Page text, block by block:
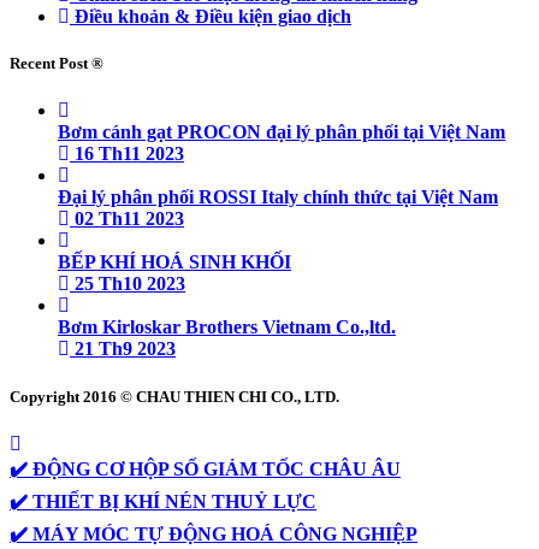
Điều khoản & Điều kiện giao dịch
Recent Post ®
Bơm cánh gạt PROCON đại lý phân phối tại Việt Nam
16 Th11 2023
Đại lý phân phối ROSSI Italy chính thức tại Việt Nam
02 Th11 2023
BẾP KHÍ HOÁ SINH KHỐI
25 Th10 2023
Bơm Kirloskar Brothers Vietnam Co.,ltd.
21 Th9 2023
Copyright 2016 © CHAU THIEN CHI CO., LTD.
✔️ ĐỘNG CƠ HỘP SỐ GIẢM TỐC CHÂU ÂU
✔️ THIẾT BỊ KHÍ NÉN THUỶ LỰC
✔️ MÁY MÓC TỰ ĐỘNG HOÁ CÔNG NGHIỆP